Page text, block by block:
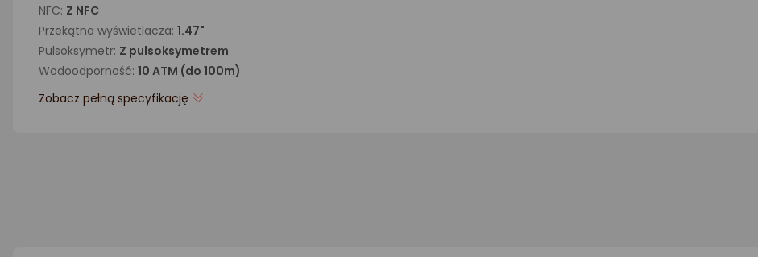
NFC: Z NFC
Przekątna wyświetlacza: 1.47"
Pulsoksymetr: Z pulsoksymetrem
Wodoodporność: 10 ATM (do 100m)
Zobacz pełną specyfikację